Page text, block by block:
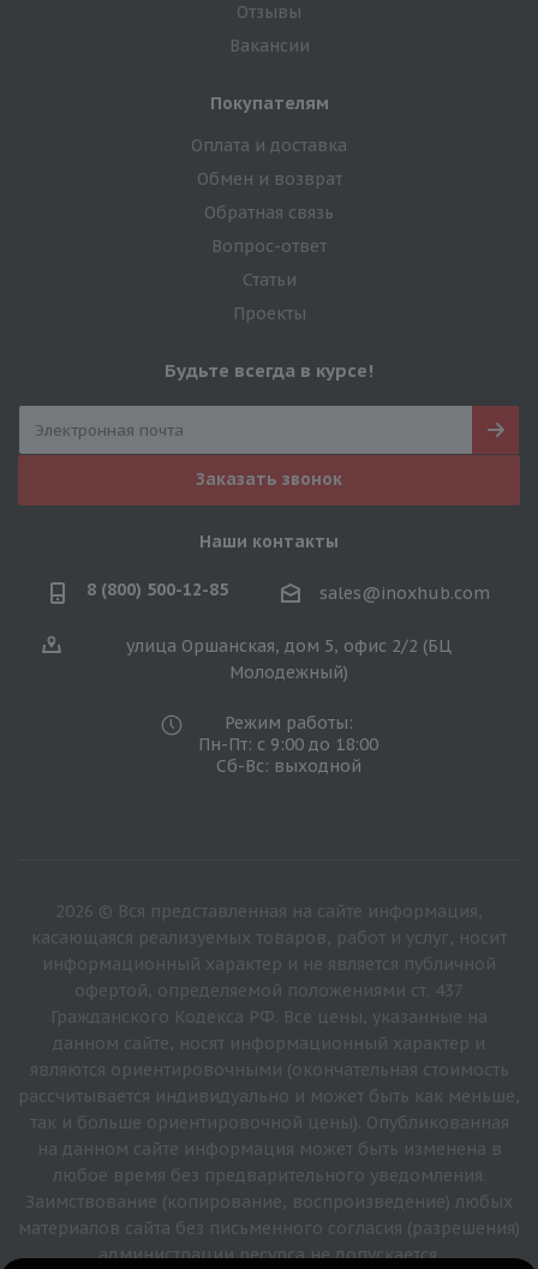
Отзывы
Вакансии
Покупателям
Оплата и доставка
Обмен и возврат
Обратная связь
Вопрос-ответ
Статьи
Проекты
Будьте всегда в курсе!
Заказать звонок
Наши контакты
8 (800) 500-12-85 sales@inoxhub.com
улица Оршанская, дом 5, офис 2/2 (БЦ
Молодежный)
Режим работы:
Пн-Пт: с 9:00 до 18:00
Сб-Вс: выходной
2026 © Вся представленная на сайте информация,
касающаяся реализуемых товаров, работ и услуг, носит
информационный характер и не является публичной
офертой, определяемой положениями ст. 437
Гражданского Кодекса РФ. Все цены, указанные на
данном сайте, носят информационный характер и
являются ориентировочными (окончательная стоимость
рассчитывается индивидуально и может быть как меньше,
так и больше ориентировочной цены). Опубликованная
на данном сайте информация может быть изменена в
любое время без предварительного уведомления.
Заимствование (копирование, воспроизведение) любых
материалов сайта без письменного согласия (разрешения)
администрации ресурса не допускается.